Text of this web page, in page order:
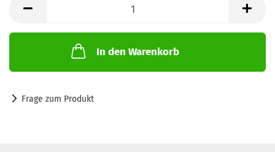
In den Warenkorb
Frage zum Produkt